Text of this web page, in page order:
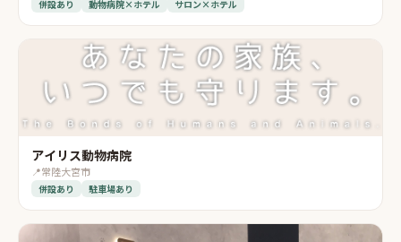
併設あり 動物病院×ホテル サロン×ホテル
アイリス動物病院
📍常陸大宮市
併設あり 駐車場あり